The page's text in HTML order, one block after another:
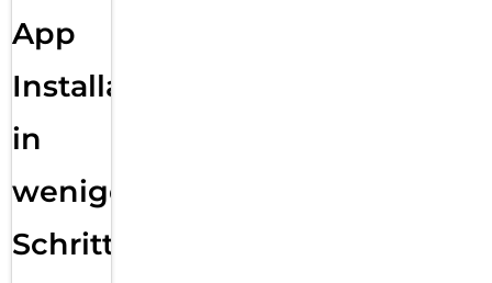
App
Installation
in
wenigen
Schritten